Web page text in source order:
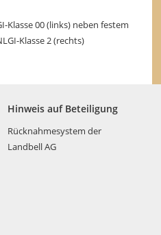
Klasse 00 (links) neben festem
Klasse 2 (rechts)
Hinweis auf Beteiligung
Rücknahmesystem der
Landbell AG